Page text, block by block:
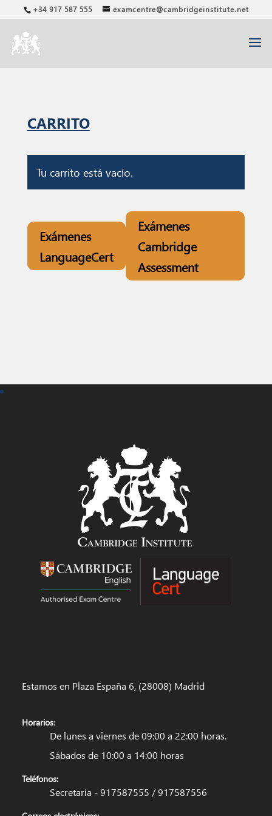
+34 917 587 555 examcentre@cambridgeinstitute.net
CARRITO
Tu carrito está vacío.
Exámenes
LanguageCert
Exámenes
Cambridge
Assessment
Estamos en Plaza España 6, (28008) Madrid
Horarios:
De lunes a viernes de 09:00 a 22:00 horas.
Sábados de 10:00 a 14:00 horas
Teléfonos:
Secretaría - 917587555 / 917587556